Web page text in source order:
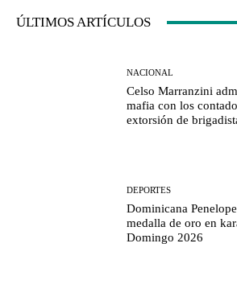
ÚLTIMOS ARTÍCULOS
NACIONAL
Celso Marranzini
mafia con los
extorsión de
DEPORTES
Dominicana
medalla de oro en
Domingo 2026